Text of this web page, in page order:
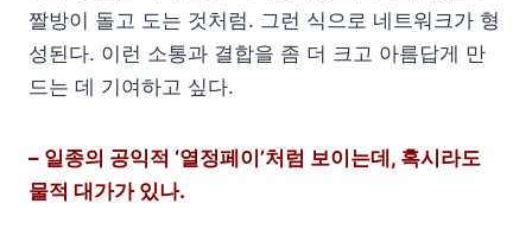
짤방이 돌고 도는 것처럼. 그런 식으로 네트워크가 형
성된다. 이런 소통과 결합을 좀 더 크고 아름답게 만
드는 데 기여하고 싶다.
– 일종의 공익적 ‘열정페이’처럼 보이는데, 혹시라도
물적 대가가 있나.